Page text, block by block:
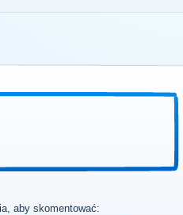
aby skomentować: